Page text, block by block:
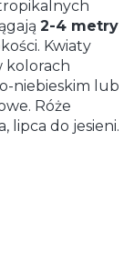
2-4 metry
Kwiaty
kolorach
niebieskim lub
Róże
lipca do jesieni.